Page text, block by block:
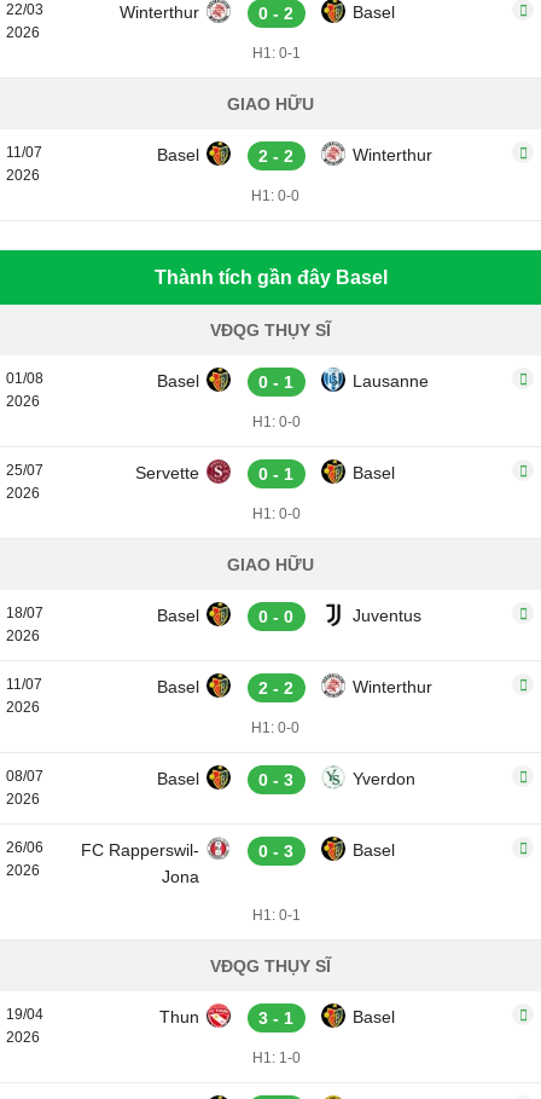
22/03
2026
Winterthur 0 - 2 Basel
H1: 0-1
GIAO HỮU
11/07
2026
Basel 2 - 2 Winterthur
H1: 0-0
Thành tích gần đây Basel
VĐQG THỤY SĨ
01/08
2026
Basel 0 - 1 Lausanne
H1: 0-0
25/07
2026
Servette 0 - 1 Basel
H1: 0-0
GIAO HỮU
18/07
2026
Basel 0 - 0 Juventus
11/07
2026
Basel 2 - 2 Winterthur
H1: 0-0
08/07
2026
Basel 0 - 3 Yverdon
26/06
2026
FC Rapperswil-
Jona
0 - 3 Basel
H1: 0-1
VĐQG THỤY SĨ
19/04
2026
Thun 3 - 1 Basel
H1: 1-0